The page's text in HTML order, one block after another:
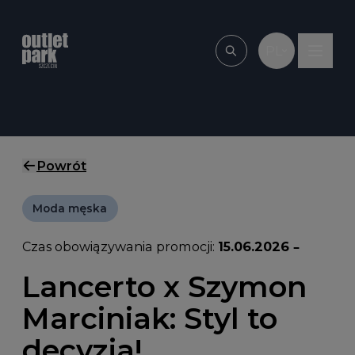
Wpisz, czego
Powrót
Moda męska
Czas obowiązywania promocji: 15.06.2026 –
Lancerto x Szymon
Marciniak: Styl to